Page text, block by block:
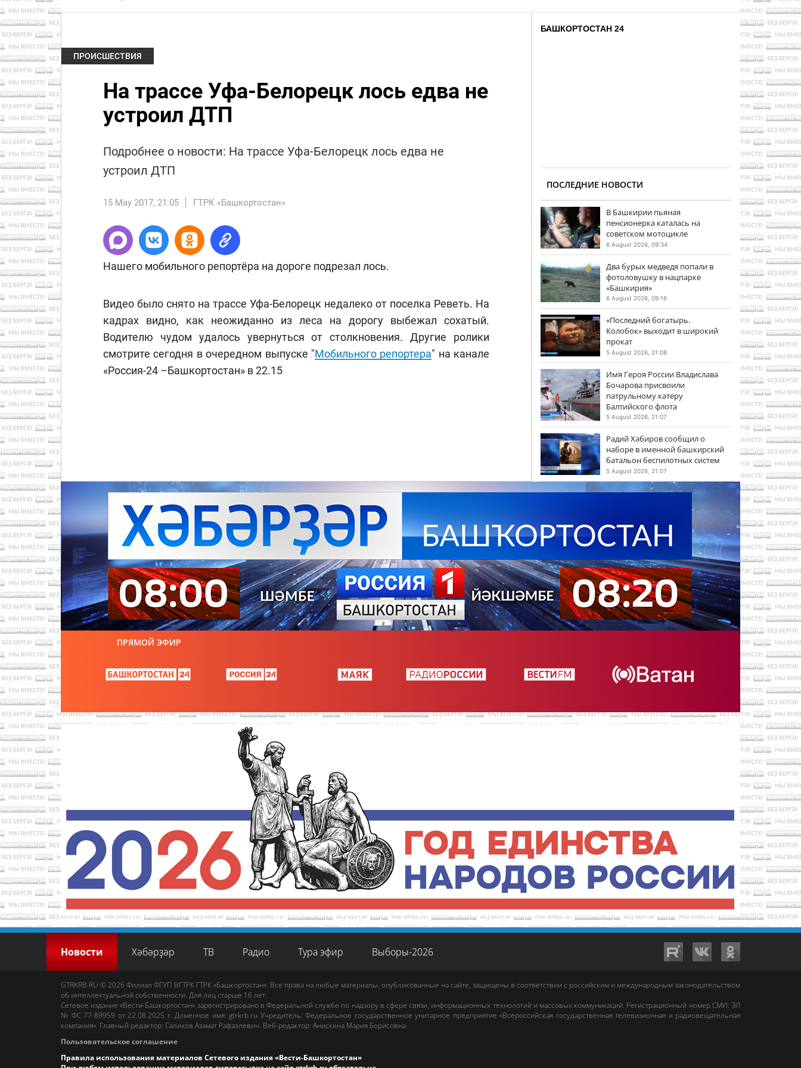
ПРОИСШЕСТВИЯ
На трассе Уфа-Белорецк лось едва не
устроил ДТП
Подробнее о новости: На трассе Уфа-Белорецк лось едва не
устроил ДТП
15 May 2017, 21:05 ГТРК «Башкортостан»
Нашего мобильного репортёра на дороге подрезал лось.
Видео было снято на трассе Уфа-Белорецк недалеко от поселка Реветь. На
кадрах видно, как неожиданно из леса на дорогу выбежал сохатый.
Водителю чудом удалось увернуться от столкновения. Другие ролики
смотрите сегодня в очередном выпуске "Мобильного репортера" на канале
«Россия-24 –Башкортостан» в 22.15
БАШКОРТОСТАН 24
ПОСЛЕДНИЕ НОВОСТИ
В Башкирии пьяная
пенсионерка каталась на
советском мотоцикле
6 August 2026, 09:34
Два бурых медведя попали в
фотоловушку в нацпарке
«Башкирия»
6 August 2026, 09:16
«Последний богатырь.
Колобок» выходит в широкий
прокат
5 August 2026, 21:08
Имя Героя России Владислава
Бочарова присвоили
патрульному катеру
Балтийского флота
5 August 2026, 21:07
Радий Хабиров сообщил о
наборе в именной башкирский
батальон беспилотных систем
5 August 2026, 21:07
ПРЯМОЙ ЭФИР
Новости Хәбәрҙәр ТВ Радио Тура эфир Выборы-2026
GTRKRB.RU © 2026 Филиал ФГУП ВГТРК ГТРК «Башкортостан». Все права на любые материалы, опубликованные на сайте, защищены в соответствии с российским и международным законодательством
об интеллектуальной собственности. Для лиц старше 16 лет.
Сетевое издание «Вести-Башкортостан» зарегистрировано в Федеральной службе по надзору в сфере связи, информационных технологий и массовых коммуникаций. Регистрационный номер СМИ: ЭЛ
№ ФС 77-89959 от 22.08.2025 г. Доменное имя:gtrkrb.ru Учредитель: Федеральное государственное унитарное предприятие «Всероссийская государственная телевизионная и радиовещательная
компания». Главный редактор: Салихов Азамат Рафаэлевич. Веб-редактор: Анискина Мария Борисовна.
Пользовательское соглашение
Правила использования материалов Сетевого издания «Вести-Башкортостан»